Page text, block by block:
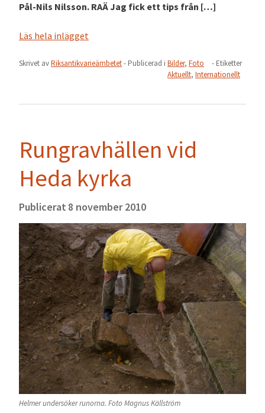
Pål-Nils Nilsson. RAÄ Jag fick ett tips från […]
Läs hela inlägget
Skrivet avRiksantikvarieämbetet- Publicerad i Bilder, Foto
- Etiketter
Aktuellt, Internationellt
Rungravhällen vid
Heda kyrka
Publicerat 8 november 2010
Helmer undersöker runorna. Foto Magnus Källström